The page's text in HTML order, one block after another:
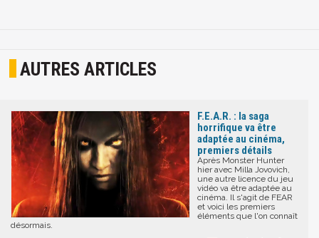
AUTRES ARTICLES
F.E.A.R. : la saga
horrifique va être
adaptée au cinéma,
premiers détails
Après Monster Hunter
hier avec Milla Jovovich,
une autre licence du jeu
vidéo va être adaptée au
cinéma. Il s'agit de FEAR
et voici les premiers
éléments que l'on connaît
désormais.